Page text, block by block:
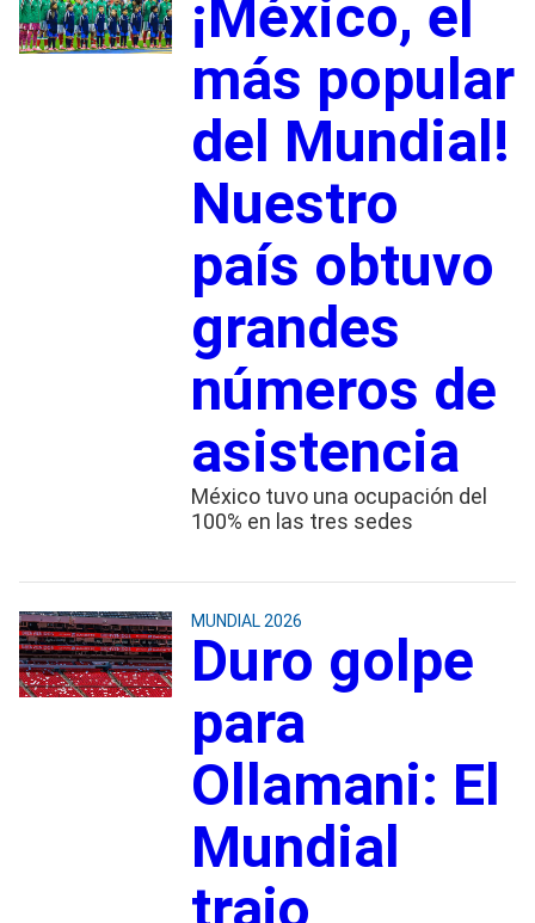
¡México, el
más popular
del Mundial!
Nuestro
país obtuvo
grandes
números de
asistencia
México tuvo una ocupación del
100% en las tres sedes
MUNDIAL 2026
Duro golpe
para
Ollamani: El
Mundial
trajo